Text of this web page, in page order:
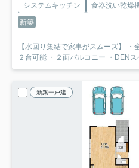
システムキッチン
食器洗い乾燥
新築
【水回り集結で家事がスムーズ】
２台可能 ・２面バルコニー ・DENス
新築一戸建